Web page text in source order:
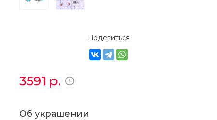
Поделиться
3591 р.
Об украшении